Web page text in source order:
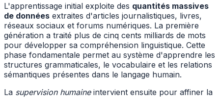
L'apprentissage initial exploite des quantités massives
de données extraites d'articles journalistiques, livres,
réseaux sociaux et forums numériques. La première
génération a traité plus de cinq cents milliards de mots
pour développer sa compréhension linguistique. Cette
phase fondamentale permet au système d'apprendre les
structures grammaticales, le vocabulaire et les relations
sémantiques présentes dans le langage humain.
La supervision humaineintervient ensuite pour affiner la